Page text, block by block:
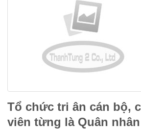
Tổ chức tri ân cán bộ,
viên từng là Quân